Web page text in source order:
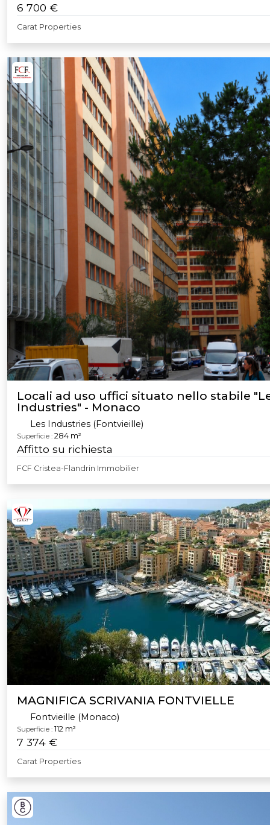
6 700 €
Carat Properties
Locali ad uso uffici situato nello stabile
Industries" - Monaco
Les Industries (Fontvieille)
Superficie : 284 m²
Affitto su richiesta
FCF Cristea-Flandrin Immobilier
MAGNIFICA SCRIVANIA FONTVIELLE
Fontvieille (Monaco)
Superficie : 112 m²
7 374 €
Carat Properties